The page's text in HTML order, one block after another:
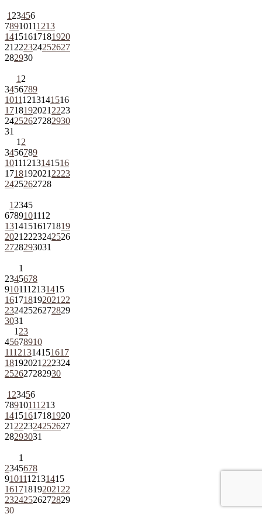
1 23456
78910111213
14151617181920
21 222324252627
282930
1 2
3456789
10111213141516
1718192021 2223
24252627282930
31
1 2
3456789
10111213141516
1718192021 2223
2425262728
1 2345
6789101112
13141516171819
2021 2223242526
2728293031
1
2345678
9101112131415
161718192021 22
23242526272829
3031
1 23
45678910
11121314151617
18192021 222324
252627282930
1 23456
78910111213
14151617181920
21 222324252627
28293031
1
2345678
9101112131415
161718192021 22
23242526272829
30